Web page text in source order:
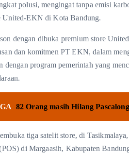
polusi, mengingat tanpa emisi
United-EKN di Kota Bandung.
dengan dibuka premium store
dan komitmen PT EKN, dalam
dengan program pemerintah yang
82 Orang masih Hilang
tiga satelit store, di
di Margaasih, Kabupaten